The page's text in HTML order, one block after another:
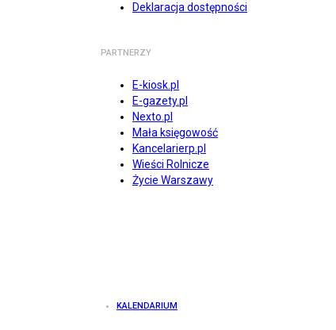
Deklaracja dostępności
PARTNERZY
E-kiosk.pl
E-gazety.pl
Nexto.pl
Mała księgowość
Kancelarierp.pl
Wieści Rolnicze
Życie Warszawy
KALENDARIUM